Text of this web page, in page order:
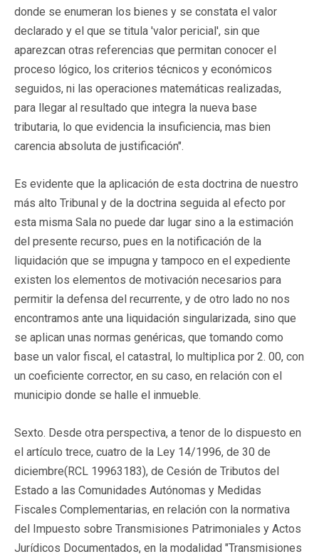
donde se enumeran los bienes y se constata el valor
declarado y el que se titula 'valor pericial', sin que
aparezcan otras referencias que permitan conocer el
proceso lógico, los criterios técnicos y económicos
seguidos, ni las operaciones matemáticas realizadas,
para llegar al resultado que integra la nueva base
tributaria, lo que evidencia la insuficiencia, mas bien
carencia absoluta de justificación".
Es evidente que la aplicación de esta doctrina de nuestro
más alto Tribunal y de la doctrina seguida al efecto por
esta misma Sala no puede dar lugar sino a la estimación
del presente recurso, pues en la notificación de la
liquidación que se impugna y tampoco en el expediente
existen los elementos de motivación necesarios para
permitir la defensa del recurrente, y de otro lado no nos
encontramos ante una liquidación singularizada, sino que
se aplican unas normas genéricas, que tomando como
base un valor fiscal, el catastral, lo multiplica por 2. 00, con
un coeficiente corrector, en su caso, en relación con el
municipio donde se halle el inmueble.
Sexto. Desde otra perspectiva, a tenor de lo dispuesto en
el artículo trece, cuatro de la Ley 14/1996, de 30 de
diciembre(RCL 19963183), de Cesión de Tributos del
Estado a las Comunidades Autónomas y Medidas
Fiscales Complementarias, en relación con la normativa
del Impuesto sobre Transmisiones Patrimoniales y Actos
Jurídicos Documentados, en la modalidad "Transmisiones